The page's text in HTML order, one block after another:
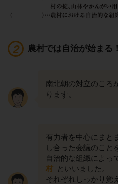
農村では自治が始まる！
南北朝の対立のころ
ります。
有力者を中心にまと
し合った会議のこと
自治的な組織によっ
村 といいました。
それぞれしっかり覚